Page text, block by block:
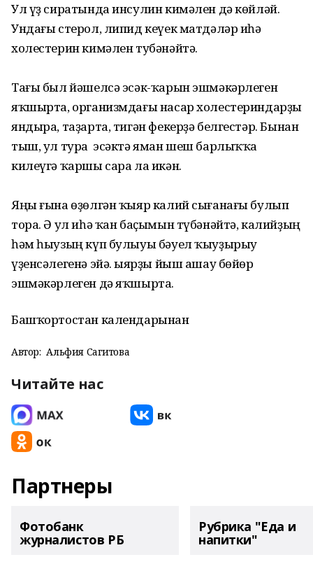
Ул үҙ сиратында инсулин кимәлен дә көйләй.
Ундағы стерол, липид кеүек матдәләр иһә
холестерин кимәлен тубәнәйтә.
Тағы был йәшелсә эсәк-ҡарын эшмәкәрлеген
яҡшырта, организмдағы насар холестериндарҙы
яндыра, таҙарта, тигән фекерҙә белгестәр. Бынан
тыш, ул тура эсәктә яман шеш барлыҡҡа
килеүгә ҡаршы сара ла икән.
Яңы ғына өҙөлгән ҡыяр калий сығанағы булып
тора. Ә ул иһә ҡан баҫымын түбәнәйтә, калийҙың
һәм һыузың күп булыуы бәуел ҡыуҙырыу
үҙенсәлегенә эйә. Ҡыярҙы йыш ашау бөйөр
эшмәкәрлеген дә яҡшырта.
Башҡортостан календарынан
Автор: Альфия Сагитова
Читайте нас
Партнеры
Фотобанк
журналистов РБ
Рубрика "Еда и
напитки"